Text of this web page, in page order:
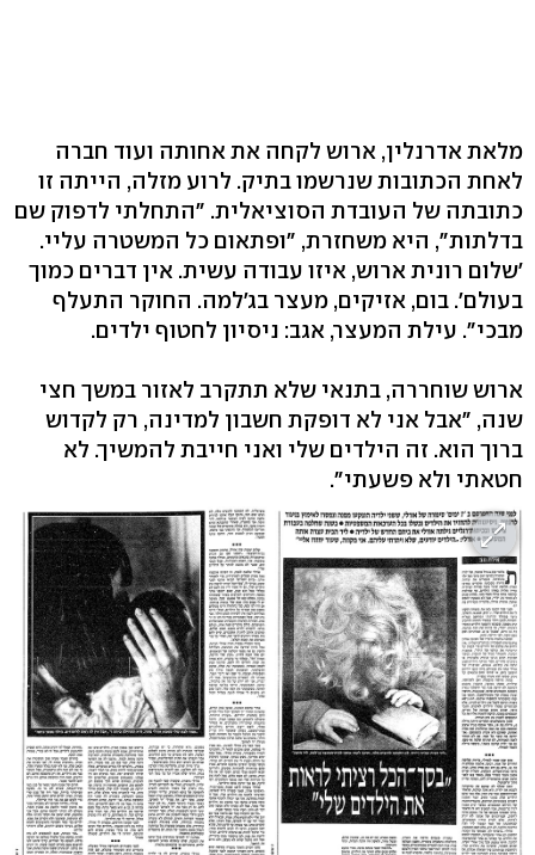
מלאת אדרנלין, ארוש לקחה את אחותה ועוד חברה
לאחת הכתובות שנרשמו בתיק. לרוע מזלה, הייתה זו
כתובתה של העובדת הסוציאלית. "התחלתי לדפוק שם
בדלתות", היא משחזרת, "ופתאום כל המשטרה עליי.
'שלום רונית ארוש, איזו עבודה עשית. אין דברים כמוך
בעולם'. בום, אזיקים, מעצר בג'למה. החוקר התעלף
מבכי". עילת המעצר, אגב: ניסיון לחטוף ילדים.
ארוש שוחררה, בתנאי שלא תתקרב לאזור במשך חצי
שנה, "אבל אני לא דופקת חשבון למדינה, רק לקדוש
ברוך הוא. זה הילדים שלי ואני חייבת להמשיך. לא
חטאתי ולא פשעתי".